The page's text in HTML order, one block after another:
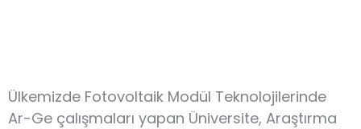
Ülkemizde Fotovoltaik Modül Teknolojilerinde
Ar-Ge çalışmaları yapan Üniversite, Araştırma